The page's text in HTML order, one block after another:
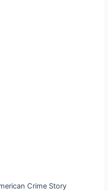
Crime Story